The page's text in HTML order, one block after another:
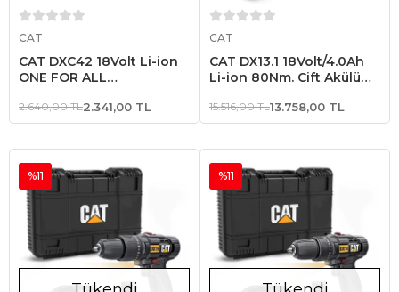
CAT
CAT DXC42 18Volt Li-ion
ONE FOR ALL
Şarj Cihazı
2.640,00 TL2.341,00 TL
CAT
CAT DX13.1 18Volt/4.0Ah
Li-ion 80Nm. Çift Akülü
Şarjlı Darbeli Matkap
15.516,00 TL13.758,00 TL
%11 %11